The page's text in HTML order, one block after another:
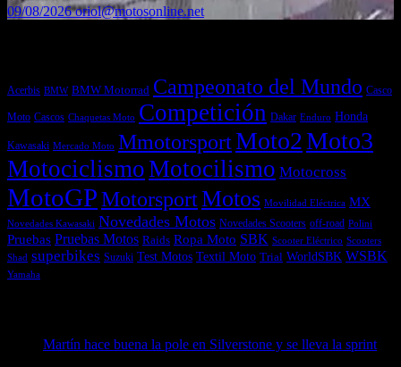
09/08/2026oriol@motosonline.net
Acerbis BMW BMW Motorrad Campeonato del Mundo Casco
Moto Cascos Chaquetas Moto Competición Dakar Enduro Honda
Kawasaki Mercado Moto MmotorsportMoto2Moto3
MotociclismoMotocilismo Motocross
MotoGPMotorsportMotos Movilidad Eléctrica MX
Novedades Kawasaki Novedades Motos Novedades Scooters off-road Polini
Pruebas Pruebas Motos Raids Ropa Moto SBK Scooter Eléctrico Scooters
Shad superbikes Suzuki Test Motos Textil Moto Trial WorldSBK WSBK
Yamaha
Martín hace buena la pole en Silverstone y se lleva la sprint